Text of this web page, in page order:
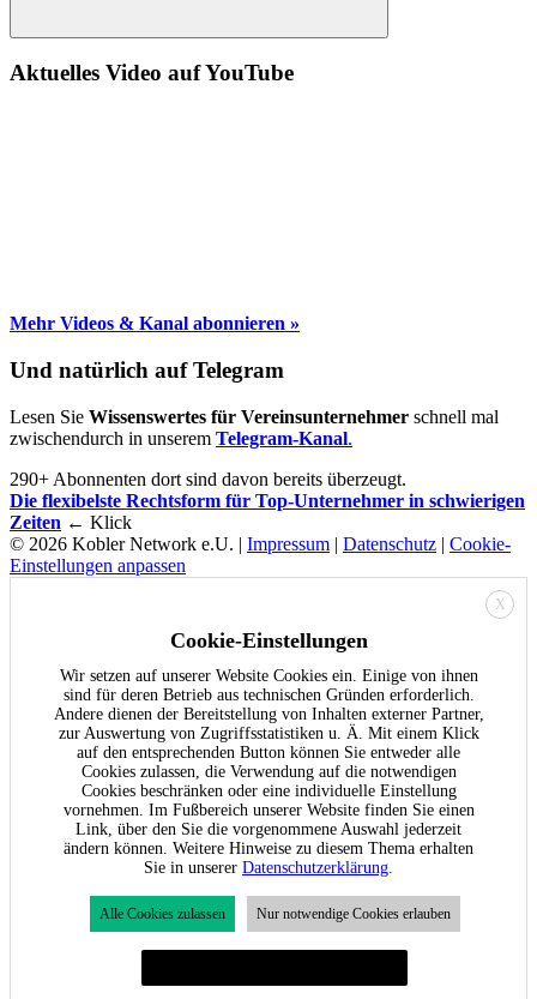
Suche
Aktuelles Video auf YouTube
Mehr Videos & Kanal abonnieren »
Und natürlich auf Telegram
Lesen Sie Wissenswertes für Vereinsunternehmer schnell mal
zwischendurch in unserem Telegram-Kanal.
290+ Abonnenten dort sind davon bereits überzeugt.
Die flexibelste Rechtsform für Top-Unternehmer in schwierigen
Zeiten ← Klick
© 2026 Kobler Network e.U. | Impressum | Datenschutz | Cookie-
Einstellungen anpassen
X
Cookie-Einstellungen
Wir setzen auf unserer Website Cookies ein. Einige von ihnen
sind für deren Betrieb aus technischen Gründen erforderlich.
Andere dienen der Bereitstellung von Inhalten externer Partner,
zur Auswertung von Zugriffsstatistiken u. Ä. Mit einem Klick
auf den entsprechenden Button können Sie entweder alle
Cookies zulassen, die Verwendung auf die notwendigen
Cookies beschränken oder eine individuelle Einstellung
vornehmen. Im Fußbereich unserer Website finden Sie einen
Link, über den Sie die vorgenommene Auswahl jederzeit
ändern können. Weitere Hinweise zu diesem Thema erhalten
Sie in unserer Datenschutzerklärung
Alle Cookies zulassen Nur notwendige Cookies erlauben